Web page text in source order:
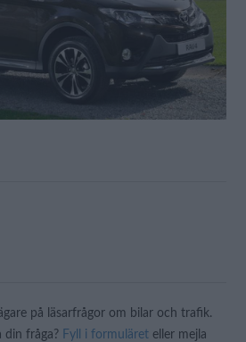
på läsarfrågor om bilar och trafik.
din fråga? Fyll i formuläret eller mejla